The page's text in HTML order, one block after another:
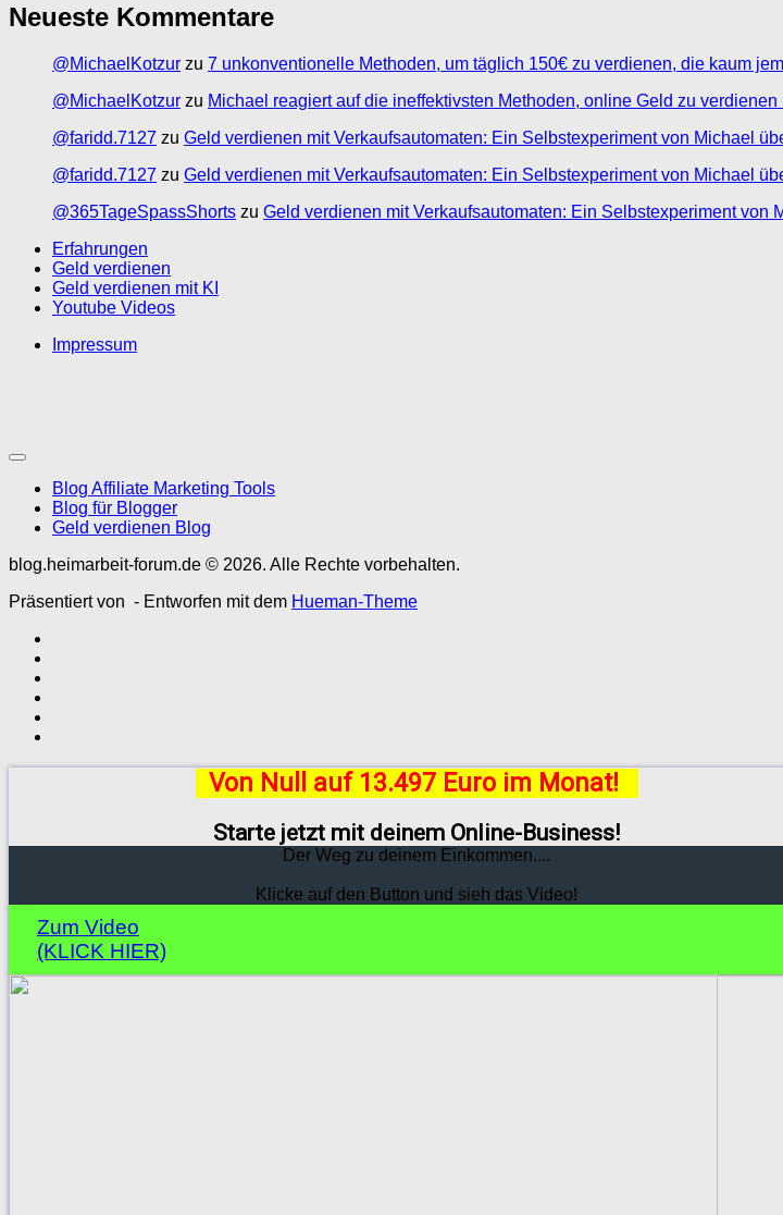
Neueste Kommentare
@MichaelKotzur zu 7 unkonventionelle Methoden, um täglich 150€ zu verdienen, die kaum
@MichaelKotzur zu Michael reagiert auf die ineffektivsten Methoden, online Geld zu verdienen
@faridd.7127 zu Geld verdienen mit Verkaufsautomaten: Ein Selbstexperiment von Michael
@faridd.7127 zu Geld verdienen mit Verkaufsautomaten: Ein Selbstexperiment von Michael
@365TageSpassShorts zu Geld verdienen mit Verkaufsautomaten: Ein Selbstexperiment von
Erfahrungen
Geld verdienen
Geld verdienen mit KI
Youtube Videos
Impressum
Blog Affiliate Marketing Tools
Blog für Blogger
Geld verdienen Blog
blog.heimarbeit-forum.de © 2026. Alle Rechte vorbehalten.
Präsentiert von - Entworfen mit dem Hueman-Theme
Von Null auf 13.497 Euro im Monat!
Starte jetzt mit deinem Online-Business!
Der Weg zu deinem Einkommen....
Klicke auf den Button und sieh das Video!
Zum Video
(KLICK HIER)